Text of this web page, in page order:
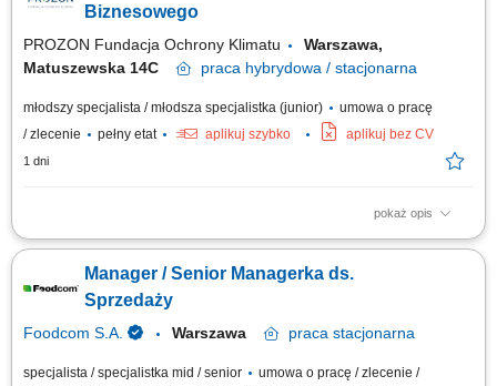
sprzedaży w zakresie przygotowywania nowych możliwości biznesowych,
Biznesowego
PROZON Fundacja Ochrony Klimatu
Warszawa,
Matuszewska 14C
praca hybrydowa / stacjonarna
młodszy specjalista / młodsza specjalistka (junior)
umowa o pracę
/ zlecenie
pełny etat aplikuj szybko aplikuj bez CV
1 dni
pokaż opis
Opis stanowiska Aktywne pozyskiwanie nowych klientów oraz rozwijanie
prowadzenie kontaktów z klientami w celu budowania trwałych relacji.
Opracowywanie ofert handlowych oraz udział w uzgadnianiu warunków
Manager / Senior Managerka ds.
Sprzedaży
Foodcom S.A. Warszawa praca stacjonarna
specjalista / specjalistka mid / senior
umowa o pracę / zlecenie /